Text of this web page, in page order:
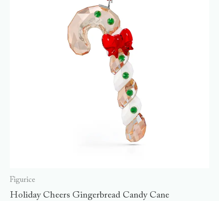
Figurice
Holiday Cheers Gingerbread Candy Cane